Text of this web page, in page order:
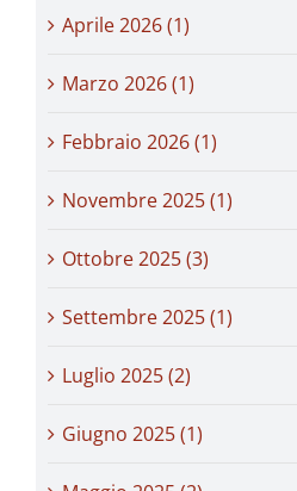
Aprile 2026 (1)
Marzo 2026 (1)
Febbraio 2026 (1)
Novembre 2025 (1)
Ottobre 2025 (3)
Settembre 2025 (1)
Luglio 2025 (2)
Giugno 2025 (1)